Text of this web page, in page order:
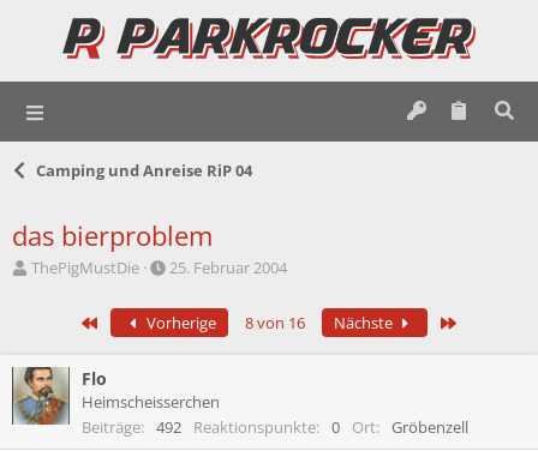
Camping und Anreise RiP 04
das bierproblem
E
l
l
e
ThePigMustDie
E
s
t
l
t
a
25. Februar 2004
Erste Vorherige 8 von 16 Nächste
Flo
Heimscheisserchen
Beiträge
492 Reaktionspunkte 0 Ort Gröbenzell